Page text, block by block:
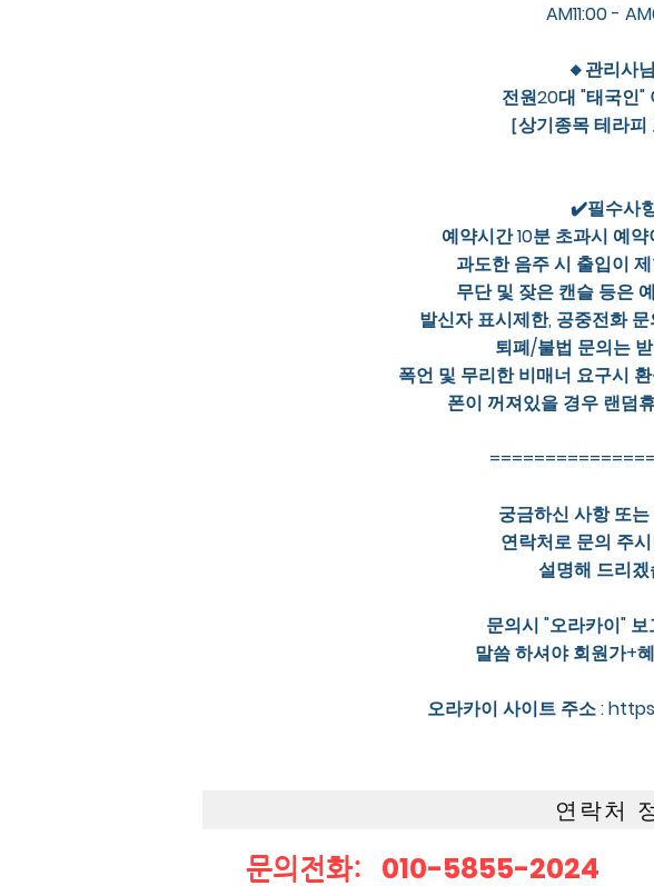
AM11:00 -
🔸관리사
전원20대 "태국인"
［상기종목 테라피
✔️필수사
예약시간 10분 초과시 예
과도한 음주 시 출입이
무단 및 잦은 캔슬 등은
발신자 표시제한, 공중전화
퇴폐/불법 문의는
폭언 및 무리한 비매너 요구시
폰이 꺼져있을 경우 랜덤
궁금하신 사항 또
연락처로 문의 주
설명해 드리
문의시 "오라카이"
말씀 하셔야 회원가+
오라카이 사이트 주소 :
연락처
문의전화: 010-5855-2024